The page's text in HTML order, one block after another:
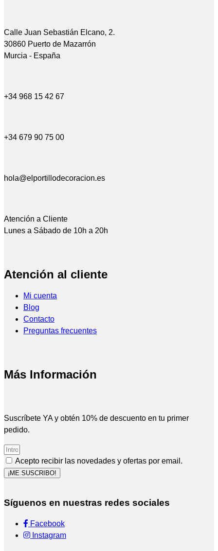
Calle Juan Sebastián Elcano, 2.
30860 Puerto de Mazarrón
Murcia - España
+34 968 15 42 67
+34 679 90 75 00
hola@elportillodecoracion.es
Atención a Cliente
Lunes a Sábado de 10h a 20h
Atención al cliente
Mi cuenta
Blog
Contacto
Preguntas frecuentes
Más Información
Suscríbete YA y obtén 10% de descuento en tu primer
pedido.
Acepto recibir las novedades y ofertas por email.
¡ME SUSCRIBO!
Síguenos en nuestras redes sociales
Facebook
Instagram